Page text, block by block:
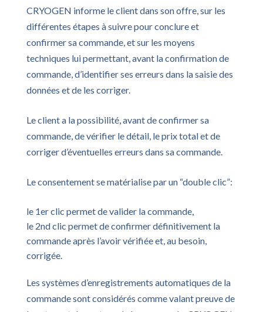
CRYOGEN informe le client dans son offre, sur les
différentes étapes à suivre pour conclure et
confirmer sa commande, et sur les moyens
techniques lui permettant, avant la confirmation de
commande, d’identifier ses erreurs dans la saisie des
données et de les corriger.
Le client a la possibilité, avant de confirmer sa
commande, de vérifier le détail, le prix total et de
corriger d’éventuelles erreurs dans sa commande.
Le consentement se matérialise par un “double clic”:
le 1er clic permet de valider la commande,
le 2nd clic permet de confirmer définitivement la
commande après l’avoir vérifiée et, au besoin,
corrigée.
Les systèmes d’enregistrements automatiques de la
commande sont considérés comme valant preuve de